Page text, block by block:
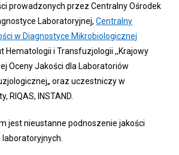
prowadzonych przez Centralny Ośrodek
Laboratoryjnej,Centralny
w Diagnostyce Mikrobiologicznej
Hematologii i Transfuzjologii ,,Krajowy
Oceny Jakości dla Laboratoriów
oraz uczestniczy w
RIQAS, INSTAND.
jest nieustanne podnoszenie jakości
laboratoryjnych.